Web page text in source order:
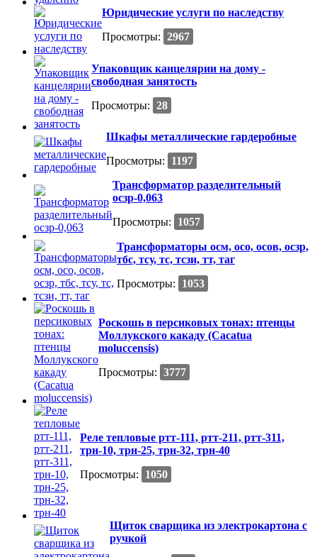
Юридические услуги по наследству
Просмотры: 2967
Упаковщик канцелярии на дому -
свободная занятость
Просмотры: 28
Шкафы металлические гардеробные
Просмотры:
1197
Трансформатор разделительный
осзр-0,063
Просмотры:
1057
Трансформаторы осм, осо, осов, осзр,
тбс, тсу, тс, тсзи, тт, таг
Просмотры:
1053
Роскошь в персиковых тонах: птенцы
Моллукского какаду (Cacatua
moluccensis)
Просмотры: 3777
Реле тепловые ртт-111, ртт-211, ртт-311,
трн-10, трн-25, трн-32, трн-40
Просмотры:
1050
Щиток сварщика из электрокартона с
ручкой